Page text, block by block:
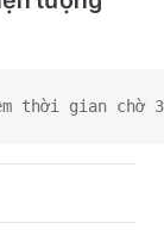
thời gian